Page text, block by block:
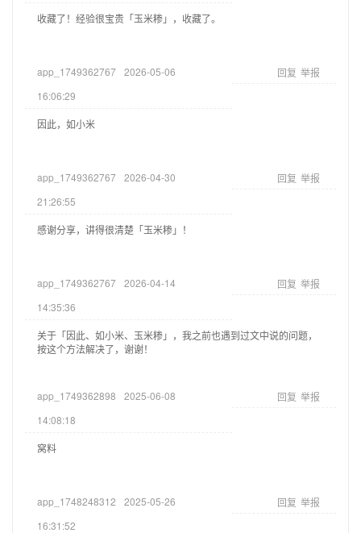
收藏了！经验很宝贵「玉米糁」，收藏了。
app_1749362767 2026-05-06
16:06:29
回复 举报
因此，如小米
app_1749362767 2026-04-30
21:26:55
回复 举报
感谢分享，讲得很清楚「玉米糁」！
app_1749362767 2026-04-14
14:35:36
回复 举报
关于「因此、如小米、玉米糁」，我之前也遇到过文中说的问题，
按这个方法解决了，谢谢！
app_1749362898
2025-06-08
14:08:18
回复 举报
窝料
app_1748248312
2025-05-26
16:31:52
回复 举报